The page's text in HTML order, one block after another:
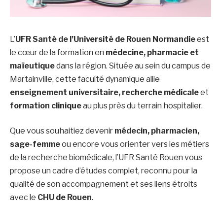
L’UFR Santé de l’Université de Rouen Normandieest
le cœur de la formation en médecine, pharmacie et
maïeutiquedans la région. Située au sein du campus de
Martainville, cette faculté dynamique allie
enseignement universitaire, recherche médicaleet
formation cliniqueau plus près du terrain hospitalier.
Que vous souhaitiez devenir médecin, pharmacien,
sage-femmeou encore vous orienter vers les métiers
de la recherche biomédicale, l’UFR Santé Rouen vous
propose un cadre d’études complet, reconnu pour la
qualité de son accompagnement et ses liens étroits
avec le CHU de Rouen.